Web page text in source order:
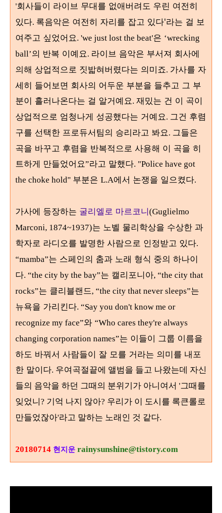
'회사들이 라이브 무대를 없애버려도 우린 여전히
있다. 록음악은 여전히 자리를 잡고 있다'라는 걸 보
여주고 싶었어요. 'we just lost the beat'은 ‘wrecking
ball’의 반복 이예요. 라이브 음악은 부서져 회사에
의해 상업적으로 짓밟혀버렸다는 의미죠. 가사를 자
세히 들어보면 회사의 어두운 부분을 들추고 그 부
분이 흘러나온다는 걸 알거예요. 재밌는 건 이 곡이
상업적으로 엄청나게 성공했다는 거예요. 그건 후렴
구를 선택한 프로듀서팀의 승리라고 봐요. 그들은
곡을 바꾸고 후렴을 반복적으로 사용해 이 곡을 히
트하게 만들었어요”라고 말했다. "Police have got
the choke hold" 부분은 L.A에서 논쟁을 일으켰다.
가사에 등장하는 굴리엘로 마르코니(Guglielmo
Marconi, 1874~1937)는 노벨 물리학상을 수상한 과
학자로 라디오를 발명한 사람으로 인정받고 있다.
“mamba”는 스페인의 춤과 노래 형식 중의 하나이
다. “the city by the bay”는 캘리포니아, “the city that
rocks”는 클리블랜드, “the city that never sleeps”는
뉴욕을 가리킨다. “Say you don't know me or
recognize my face”와 “Who cares they're always
changing corporation names”는 이들이 그룹 이름을
하도 바꿔서 사람들이 잘 모를 거라는 의미를 내포
한 말이다. 우여곡절끝에 앨범을 들고 나왔는데 자신
들의 음악을 하던 그때의 분위기가 아니여서 '그때를
잊었니? 기억 나지 않아? 우리가 이 도시를 록큰롤로
만들었잖아'라고 말하는 노래인 것 같다.
20180714 현지운 rainysunshine@tistory.com